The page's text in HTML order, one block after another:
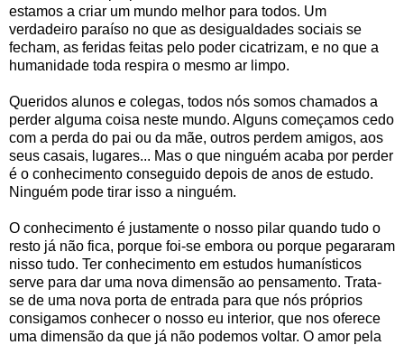
estamos a criar um mundo melhor para todos. Um
verdadeiro paraíso no que as desigualdades sociais se
fecham, as feridas feitas pelo poder cicatrizam, e no que a
humanidade toda respira o mesmo ar limpo.
Queridos alunos e colegas, todos nós somos chamados a
perder alguma coisa neste mundo. Alguns começamos cedo
com a perda do pai ou da mãe, outros perdem amigos, aos
seus casais, lugares... Mas o que ninguém acaba por perder
é o conhecimento conseguido depois de anos de estudo.
Ninguém pode tirar isso a ninguém.
O conhecimento é justamente o nosso pilar quando tudo o
resto já não fica, porque foi-se embora ou porque pegararam
nisso tudo. Ter conhecimento em estudos humanísticos
serve para dar uma nova dimensão ao pensamento. Trata-
se de uma nova porta de entrada para que nós próprios
consigamos conhecer o nosso eu interior, que nos oferece
uma dimensão da que já não podemos voltar. O amor pela